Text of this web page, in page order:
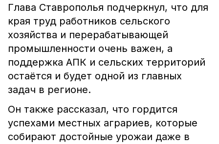
Глава Ставрополья подчеркнул, что для
края труд работников сельского
хозяйства и перерабатывающей
промышленности очень важен, а
поддержка АПК и сельских территорий
остаётся и будет одной из главных
задач в регионе.
Он также рассказал, что гордится
успехами местных аграриев, которые
собирают достойные урожаи даже в